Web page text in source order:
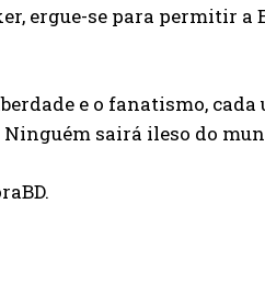
ergue-se para permitir a
e o fanatismo, cada
sairá ileso do